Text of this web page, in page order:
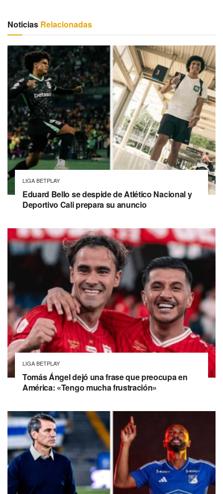
Noticias Relacionadas
LIGA BETPLAY
Eduard Bello se despide de Atlético Nacional y
Deportivo Cali prepara su anuncio
LIGA BETPLAY
Tomás Ángel dejó una frase que preocupa en
América: «Tengo mucha frustración»